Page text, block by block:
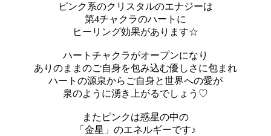
ピンク系のクリスタルのエナジーは
第4チャクラのハートに
ヒーリング効果があります☆
ハートチャクラがオープンになり
ありのままのご自身を包み込む優しさに包まれ
ハートの源泉からご自身と世界への愛が
泉のように湧き上がるでしょう♡
またピンクは惑星の中の
「金星」のエネルギーです♪